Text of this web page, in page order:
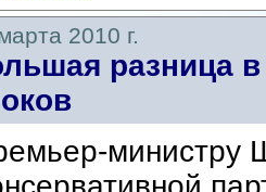
2010 г.
разница
министру